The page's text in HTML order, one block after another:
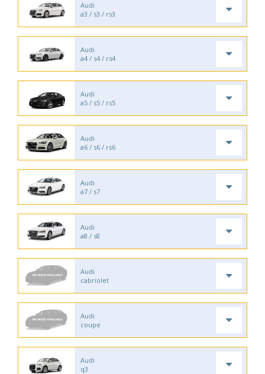
Audi
a3 / s3 / rs3
Audi
a4 / s4 / rs4
Audi
a5 / s5 / rs5
Audi
a6 / s6 / rs6
Audi
a7 / s7
Audi
a8 / s8
Audi
cabriolet
Audi
coupe
Audi
q3